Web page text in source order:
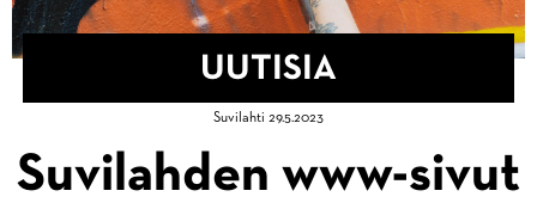
UUTISIA
Suvilahti 29.5.2023
Suvilahden www-sivut